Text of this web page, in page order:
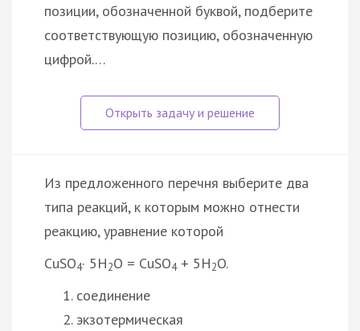
позиции, обозначенной буквой, подберите
соответствующую позицию, обозначенную
цифрой.…
Из предложенного перечня выберите два
типа реакций, к которым можно отнести
реакцию, уравнение которой
CuSO4· 5H2O = CuSO4+ 5H2O.
соединение
экзотермическая